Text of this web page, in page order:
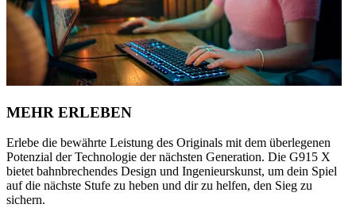
MEHR ERLEBEN
Erlebe die bewährte Leistung des Originals mit dem überlegenen
Potenzial der Technologie der nächsten Generation. Die G915 X
bietet bahnbrechendes Design und Ingenieurskunst, um dein Spiel
auf die nächste Stufe zu heben und dir zu helfen, den Sieg zu
sichern.